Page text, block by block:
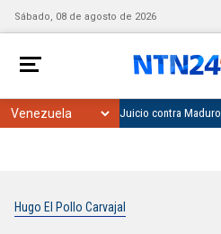
Sábado, 08 de agosto de 2026
Juicio contra Maduro
Hugo El Pollo Carvajal